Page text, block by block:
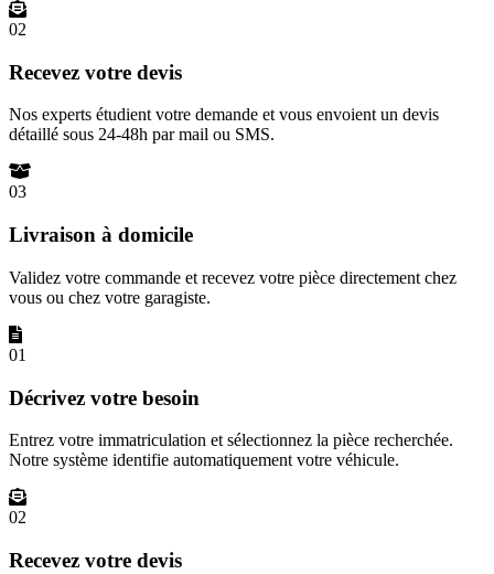
02
Recevez votre devis
Nos experts étudient votre demande et vous envoient un devis
détaillé sous 24-48h par mail ou SMS.
03
Livraison à domicile
Validez votre commande et recevez votre pièce directement chez
vous ou chez votre garagiste.
01
Décrivez votre besoin
Entrez votre immatriculation et sélectionnez la pièce recherchée.
Notre système identifie automatiquement votre véhicule.
02
Recevez votre devis